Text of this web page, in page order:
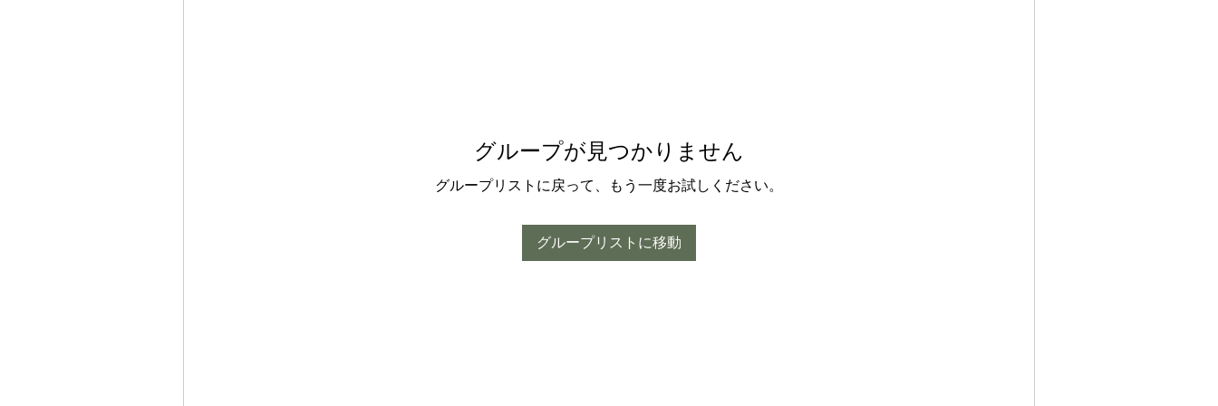
グループが見つかりません
グループリストに戻って、もう一度お試しください。
グループリストに移動